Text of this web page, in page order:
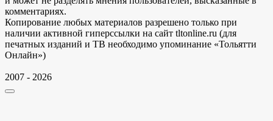
комментариях.
Копирование любых материалов разрешено только при
наличии активной гиперссылки на сайт tltonline.ru (для
печатных изданий и ТВ необходимо упоминание «Тольятти
Онлайн»)
2007 - 2026